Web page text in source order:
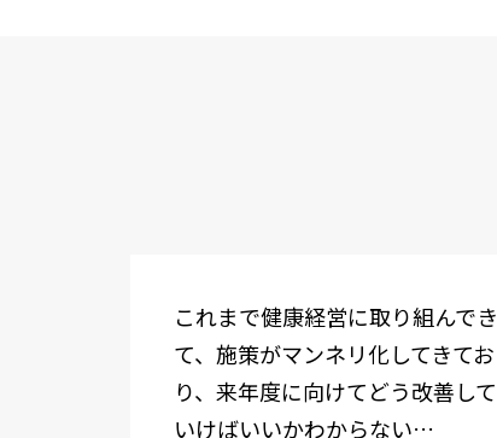
これまで健康経営に取り組んでき
て、施策がマンネリ化してきてお
り、来年度に向けてどう改善して
いけばいいかわからない…